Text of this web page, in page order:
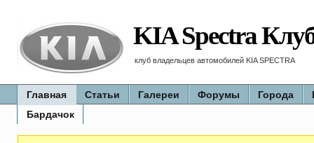
KIA Spectra
клуб владельцев автомобилей KIA SPECTRA
Главная Статьи Галереи Форумы Города
Бардачок